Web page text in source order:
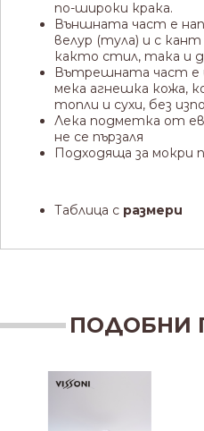
по-широки крака.
Външната част е
велур (тула) и с
както стил, така и
Вътрешната част е
мека агнешка кожа,
топли и сухи, без
Лека подметка от
не се пързаля
Подходяща за мокри
Таблица с размери
ПОДОБНИ